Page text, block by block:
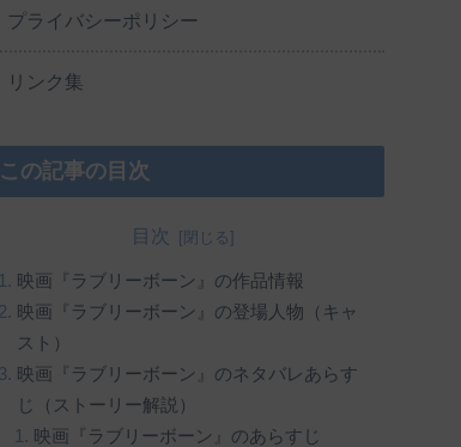
プライバシーポリシー
リンク集
この記事の目次
目次
映画『ラブリーボーン』の作品情報
映画『ラブリーボーン』の登場人物（キャ
スト）
映画『ラブリーボーン』のネタバレあらす
じ（ストーリー解説）
映画『ラブリーボーン』のあらすじ